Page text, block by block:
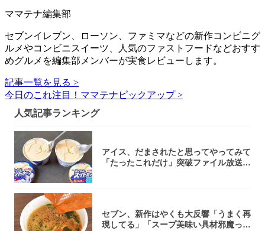
ママテナ編集部
セブンイレブン、ローソン、ファミマなどの新作コンビニグ
ルメやコンビニスイーツ、人気のファストフードなどおすす
めグルメを編集部メンバーが実食レビューします。
記事一覧を見る >
今日のこれ注目！ママテナピックアップ >
人気記事ランキング
アイス、だまされたと思ってやってみて
「たったこれだけ」突破ファイル放送で
セブン、新作はやくも大反響「うまく再
現してる」「スープ美味い具材邪魔って